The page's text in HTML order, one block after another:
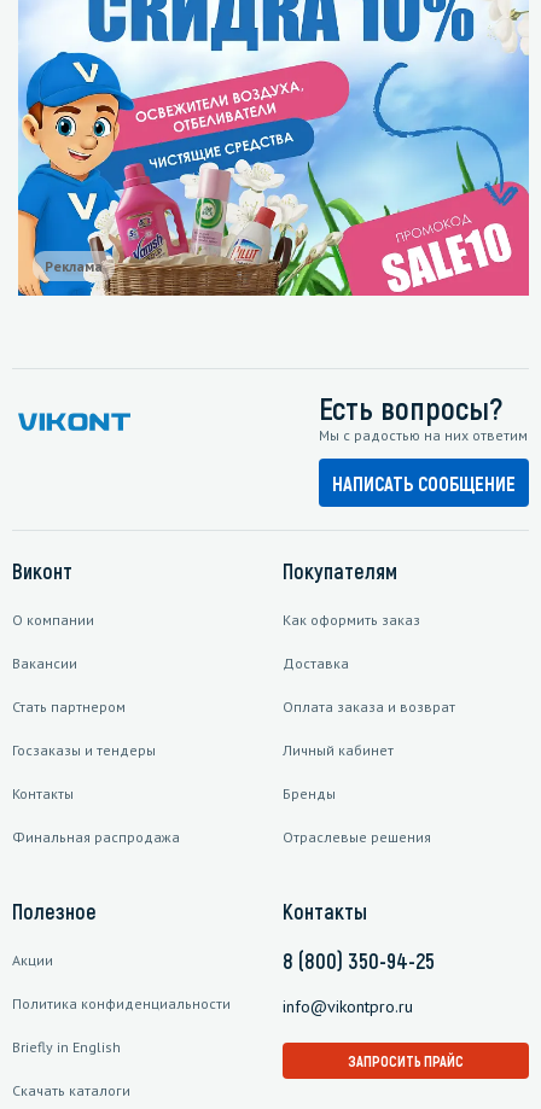
Реклама
Есть вопросы?
Мы с радостью на них ответим
НАПИСАТЬ СООБЩЕНИЕ
Виконт
О компании
Вакансии
Стать партнером
Госзаказы и тендеры
Контакты
Финальная распродажа
Покупателям
Как оформить заказ
Доставка
Оплата заказа и возврат
Личный кабинет
Бренды
Отраслевые решения
Полезное
Акции
Политика конфиденциальности
Briefly in English
Скачать каталоги
Контакты
8 (800) 350-94-25
info@vikontpro.ru
ЗАПРОСИТЬ ПРАЙС